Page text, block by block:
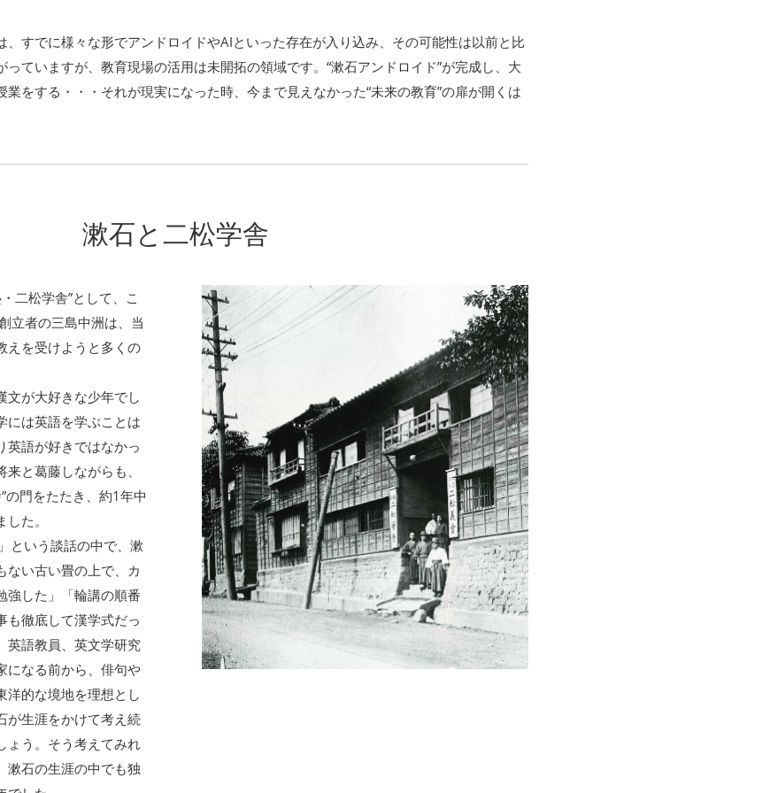
、すでに様々な形でアンドロイドやAIといった存在が入り込み、その可能性は以前と比
ていますが、教育現場の活用は未開拓の領域です。“漱石アンドロイド”が完成し、大
をする・・・それが現実になった時、今まで見えなかった“未来の教育”の扉が開くは
漱石と二松学舎
二松学舎”として、こ
立者の三島中洲は、当
えを受けようと多くの
文が大好きな少年でし
には英語を学ぶことは
英語が好きではなかっ
と葛藤しながらも、
の門をたたき、約1年中
た。
という談話の中で、漱
ない古い畳の上で、カ
強した」「輪講の順番
も徹底して漢学式だっ
英語教員、英文学研究
になる前から、俳句や
洋的な境地を理想とし
が生涯をかけて考え続
ょう。そう考えてみれ
漱石の生涯の中でも独